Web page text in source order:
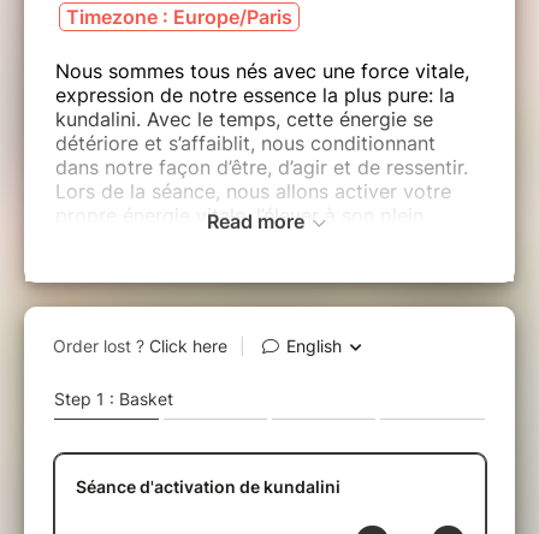
Timezone : Europe/Paris
Nous sommes tous nés avec une force vitale,
expression de notre essence la plus pure: la
kundalini. Avec le temps, cette énergie se
détériore et s’affaiblit, nous conditionnant
dans notre façon d’être, d’agir et de ressentir.
Lors de la séance, nous allons activer votre
propre énergie vitale, l’élever à son plein
Ce processus vous permet d’élargir votre
conscience, de libérer des blocages
émotionnels et énergétiques par l’activation de
conscience non duelle. Vous allez peu à peu
supprimer les schémas et croyances
limitantes, transformer votre quotidien et
Read more